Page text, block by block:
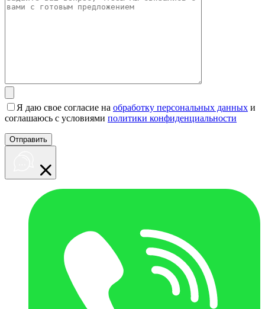
Я даю свое согласие на обработку персональных данных и
соглашаюсь с условиями политики конфиденциальности